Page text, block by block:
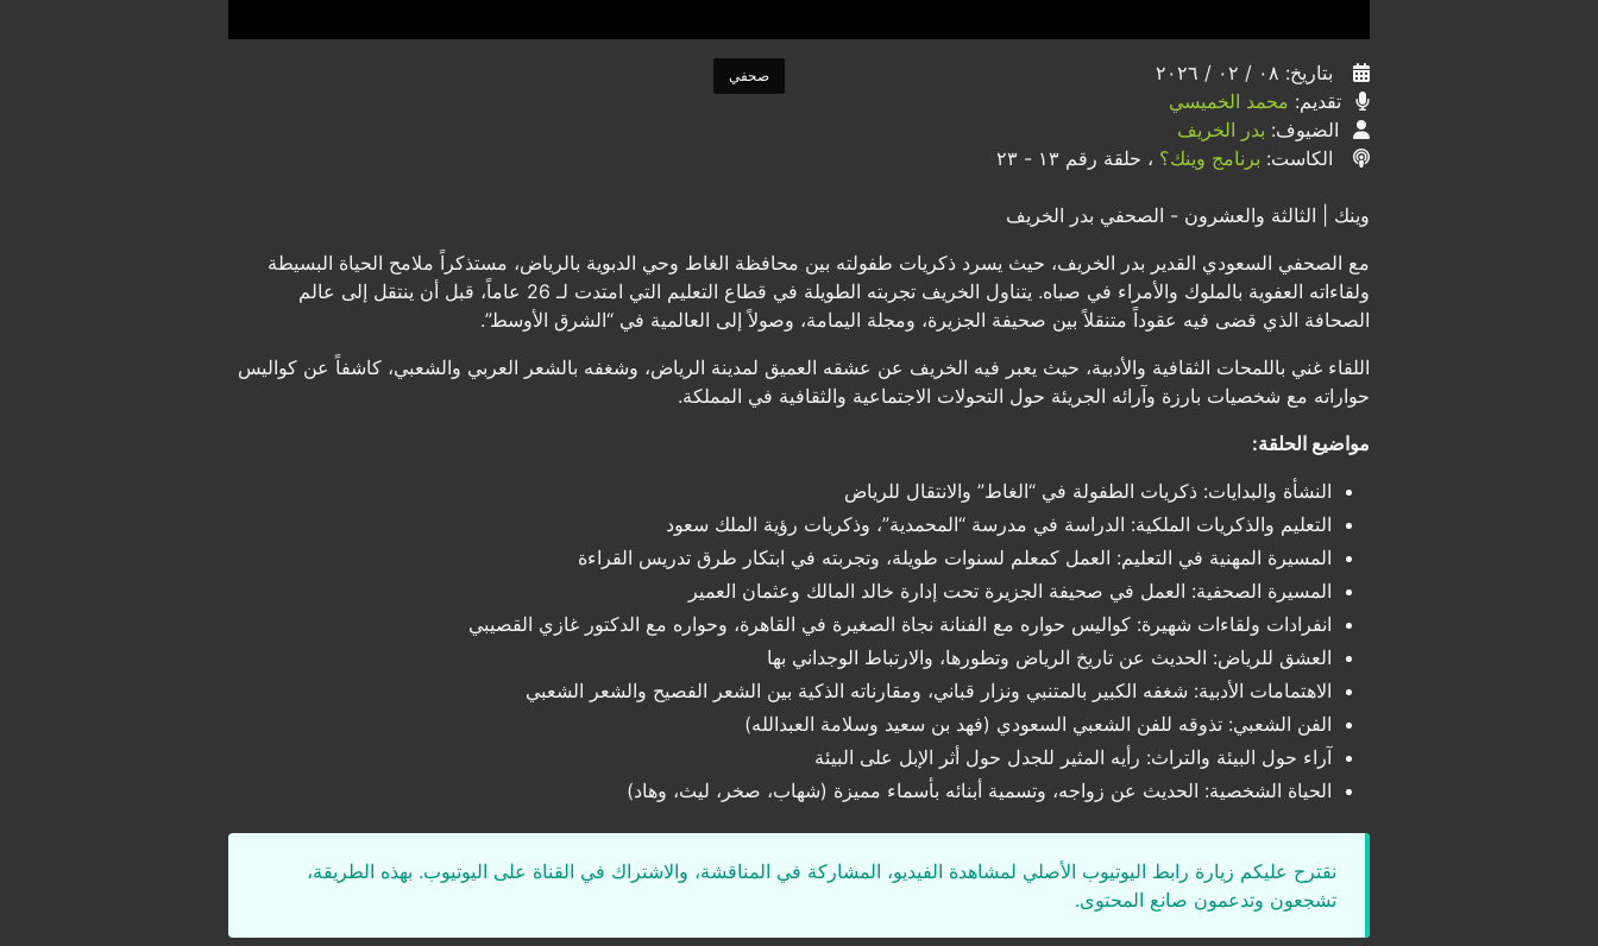
بتاريخ: ٠٨ / ٠٢ / ٢٠٢٦
تقديم: محمد الخميسي
الضيوف: بدر الخريف
الكاست: برنامج وينك؟ ، حلقة رقم ١٣ - ٢٣
صحفي
وينك | الثالثة والعشرون - الصحفي بدر الخريف
مع الصحفي السعودي القدير بدر الخريف، حيث يسرد ذكريات طفولته بين محافظة الغاط وحي الدبوية بالرياض، مستذكراً ملامح الحياة البسيطة
ولقاءاته العفوية بالملوك والأمراء في صباه. يتناول الخريف تجربته الطويلة في قطاع التعليم التي امتدت لـ 26 عاماً، قبل أن ينتقل إلى عالم
الصحافة الذي قضى فيه عقوداً متنقلاً بين صحيفة الجزيرة، ومجلة اليمامة، وصولاً إلى العالمية في “الشرق الأوسط”.
اللقاء غني باللمحات الثقافية والأدبية، حيث يعبر فيه الخريف عن عشقه العميق لمدينة الرياض، وشغفه بالشعر العربي والشعبي، كاشفاً عن كواليس
حواراته مع شخصيات بارزة وآرائه الجريئة حول التحولات الاجتماعية والثقافية في المملكة.
مواضيع الحلقة:
النشأة والبدايات: ذكريات الطفولة في “الغاط” والانتقال للرياض
التعليم والذكريات الملكية: الدراسة في مدرسة “المحمدية”، وذكريات رؤية الملك سعود
المسيرة المهنية في التعليم: العمل كمعلم لسنوات طويلة، وتجربته في ابتكار طرق تدريس القراءة
المسيرة الصحفية: العمل في صحيفة الجزيرة تحت إدارة خالد المالك وعثمان العمير
انفرادات ولقاءات شهيرة: كواليس حواره مع الفنانة نجاة الصغيرة في القاهرة، وحواره مع الدكتور غازي القصيبي
العشق للرياض: الحديث عن تاريخ الرياض وتطورها، والارتباط الوجداني بها
الاهتمامات الأدبية: شغفه الكبير بالمتنبي ونزار قباني، ومقارناته الذكية بين الشعر الفصيح والشعر الشعبي
الفن الشعبي: تذوقه للفن الشعبي السعودي (فهد بن سعيد وسلامة العبدالله)
آراء حول البيئة والتراث: رأيه المثير للجدل حول أثر الإبل على البيئة
الحياة الشخصية: الحديث عن زواجه، وتسمية أبنائه بأسماء مميزة (شهاب، صخر، ليث، وهاد)
نقترح عليكم زيارة رابط اليوتيوب الأصلي لمشاهدة الفيديو، المشاركة في المناقشة، والاشتراك في القناة على اليوتيوب. بهذه الطريقة،
تشجعون وتدعمون صانع المحتوى.